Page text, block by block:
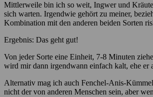
Mittlerweile bin ich so weit, Ingwer und
sich warten. Irgendwie gehört zu meiner,
Kombination mit den anderen beiden Sorten
Ergebnis: Das geht gut!
Von jeder Sorte eine Einheit, 7-8 Minuten
wird mir dann irgendwann einfach kalt, ehe er
Alternativ mag ich auch Fenchel-Anis-
nicht der von anderen Menschen sein, aber